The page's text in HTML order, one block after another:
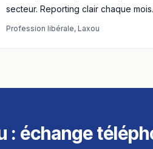
secteur. Reporting clair chaque
Profession libérale, Laxou
: échange